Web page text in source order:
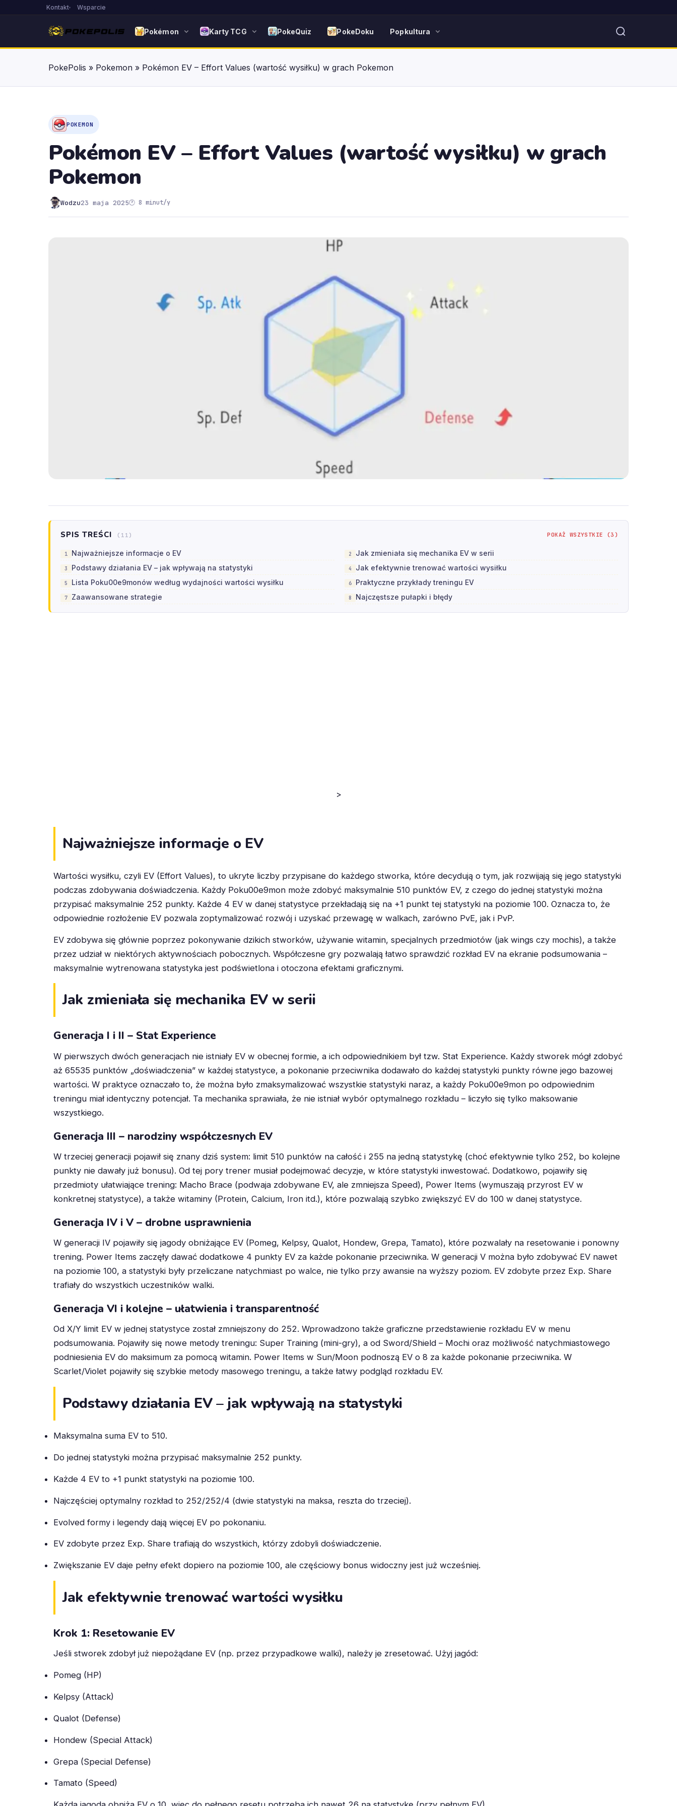
Kontakt Wsparcie
Pokémon Karty TCG PokeQuiz PokeDoku Popkultura
PokePolis » Pokemon » Pokémon EV – Effort Values (wartość wysiłku) w grach Pokemon
POKEMON
Pokémon EV – Effort Values (wartość wysiłku) w grach
Pokemon
Wodzu23 maja 2025🕐 8 minut/y
SPIS TREŚCI (11) POKAŻ WSZYSTKIE (3)
Najważniejsze informacje o EV
Jak zmieniała się mechanika EV w serii
Podstawy działania EV – jak wpływają na statystyki
Jak efektywnie trenować wartości wysiłku
Lista Poku00e9monów według wydajności wartości wysiłku
Praktyczne przykłady treningu EV
Zaawansowane strategie
Najczęstsze pułapki i błędy
>
Najważniejsze informacje o EV
Wartości wysiłku, czyli EV (Effort Values), to ukryte liczby przypisane do każdego stworka, które decydują o tym, jak rozwijają się jego statystyki
podczas zdobywania doświadczenia. Każdy Poku00e9mon może zdobyć maksymalnie 510 punktów EV, z czego do jednej statystyki można
przypisać maksymalnie 252 punkty. Każde 4 EV w danej statystyce przekładają się na +1 punkt tej statystyki na poziomie 100. Oznacza to, że
odpowiednie rozłożenie EV pozwala zoptymalizować rozwój i uzyskać przewagę w walkach, zarówno PvE, jak i PvP.
EV zdobywa się głównie poprzez pokonywanie dzikich stworków, używanie witamin, specjalnych przedmiotów (jak wings czy mochis), a także
przez udział w niektórych aktywnościach pobocznych. Współczesne gry pozwalają łatwo sprawdzić rozkład EV na ekranie podsumowania –
maksymalnie wytrenowana statystyka jest podświetlona i otoczona efektami graficznymi.
Jak zmieniała się mechanika EV w serii
Generacja I i II – Stat Experience
W pierwszych dwóch generacjach nie istniały EV w obecnej formie, a ich odpowiednikiem był tzw. Stat Experience. Każdy stworek mógł zdobyć
aż 65535 punktów „doświadczenia” w każdej statystyce, a pokonanie przeciwnika dodawało do każdej statystyki punkty równe jego bazowej
wartości. W praktyce oznaczało to, że można było zmaksymalizować wszystkie statystyki naraz, a każdy Poku00e9mon po odpowiednim
treningu miał identyczny potencjał. Ta mechanika sprawiała, że nie istniał wybór optymalnego rozkładu – liczyło się tylko maksowanie
wszystkiego.
Generacja III – narodziny współczesnych EV
W trzeciej generacji pojawił się znany dziś system: limit 510 punktów na całość i 255 na jedną statystykę (choć efektywnie tylko 252, bo kolejne
punkty nie dawały już bonusu). Od tej pory trener musiał podejmować decyzje, w które statystyki inwestować. Dodatkowo, pojawiły się
przedmioty ułatwiające trening: Macho Brace (podwaja zdobywane EV, ale zmniejsza Speed), Power Items (wymuszają przyrost EV w
konkretnej statystyce), a także witaminy (Protein, Calcium, Iron itd.), które pozwalają szybko zwiększyć EV do 100 w danej statystyce.
Generacja IV i V – drobne usprawnienia
W generacji IV pojawiły się jagody obniżające EV (Pomeg, Kelpsy, Qualot, Hondew, Grepa, Tamato), które pozwalały na resetowanie i ponowny
trening. Power Items zaczęły dawać dodatkowe 4 punkty EV za każde pokonanie przeciwnika. W generacji V można było zdobywać EV nawet
na poziomie 100, a statystyki były przeliczane natychmiast po walce, nie tylko przy awansie na wyższy poziom. EV zdobyte przez Exp. Share
trafiały do wszystkich uczestników walki.
Generacja VI i kolejne – ułatwienia i transparentność
Od X/Y limit EV w jednej statystyce został zmniejszony do 252. Wprowadzono także graficzne przedstawienie rozkładu EV w menu
podsumowania. Pojawiły się nowe metody treningu: Super Training (mini-gry), a od Sword/Shield – Mochi oraz możliwość natychmiastowego
podniesienia EV do maksimum za pomocą witamin. Power Items w Sun/Moon podnoszą EV o 8 za każde pokonanie przeciwnika. W
Scarlet/Violet pojawiły się szybkie metody masowego treningu, a także łatwy podgląd rozkładu EV.
Podstawy działania EV – jak wpływają na statystyki
Maksymalna suma EV to 510.
Do jednej statystyki można przypisać maksymalnie 252 punkty.
Każde 4 EV to +1 punkt statystyki na poziomie 100.
Najczęściej optymalny rozkład to 252/252/4 (dwie statystyki na maksa, reszta do trzeciej).
Evolved formy i legendy dają więcej EV po pokonaniu.
EV zdobyte przez Exp. Share trafiają do wszystkich, którzy zdobyli doświadczenie.
Zwiększanie EV daje pełny efekt dopiero na poziomie 100, ale częściowy bonus widoczny jest już wcześniej.
Jak efektywnie trenować wartości wysiłku
Krok 1: Resetowanie EV
Jeśli stworek zdobył już niepożądane EV (np. przez przypadkowe walki), należy je zresetować. Użyj jagód:
Pomeg (HP)
Kelpsy (Attack)
Qualot (Defense)
Hondew (Special Attack)
Grepa (Special Defense)
Tamato (Speed)